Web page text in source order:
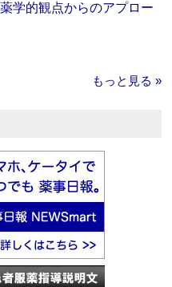
学的観点からのアプロー
もっと見る »